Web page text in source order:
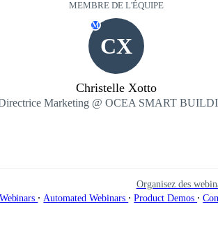
MEMBRE DE L'ÉQUIPE
CX
M
Christelle Xotto
Marketing @ OCEA SMART
Organisez des
∙ Automated Webinars ∙ Product Demos ∙